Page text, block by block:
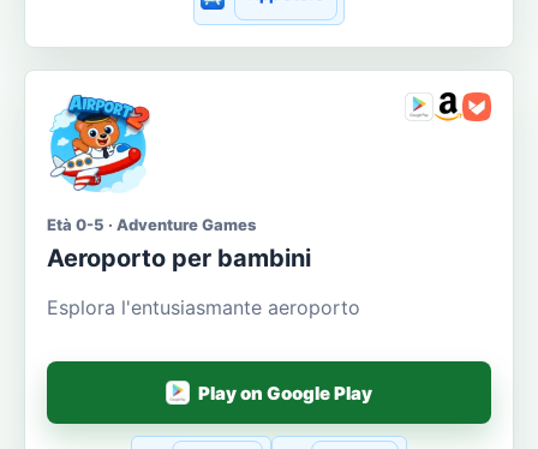
Età 0-5 · Adventure Games
Aeroporto per bambini
Esplora l'entusiasmante aeroporto
Play on Google Play